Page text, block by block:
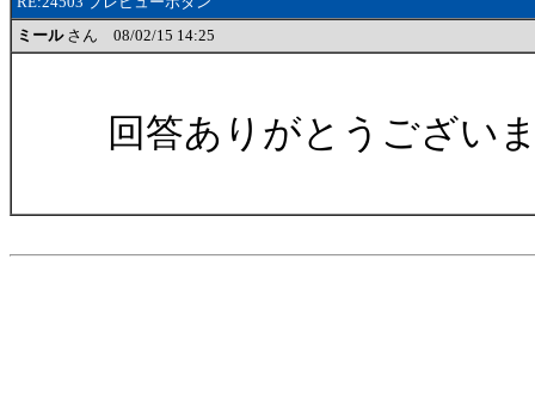
ミールさん 08/02/15 14:25
回答ありがとうござい